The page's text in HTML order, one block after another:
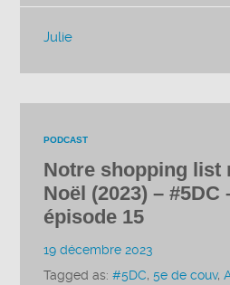
Julie
PODCAST
Notre shopping list
Noël (2023) – #5DC
épisode 15
19 décembre 2023
Tagged as:#5DC,5e de couv,